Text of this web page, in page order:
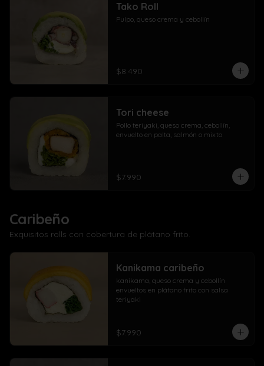
Tako Roll
Pulpo, queso crema y cebollín
$8.490
Tori cheese
Pollo teriyaki, queso crema, cebollín,
envuelto en palta, salmón o mixto
$7.990
Caribeño
Exquisitos rolls con cobertura de plátano frito.
Kanikama caribeño
kanikama, queso crema y cebollín
envueltos en plátano frito con salsa
teriyaki
$7.990